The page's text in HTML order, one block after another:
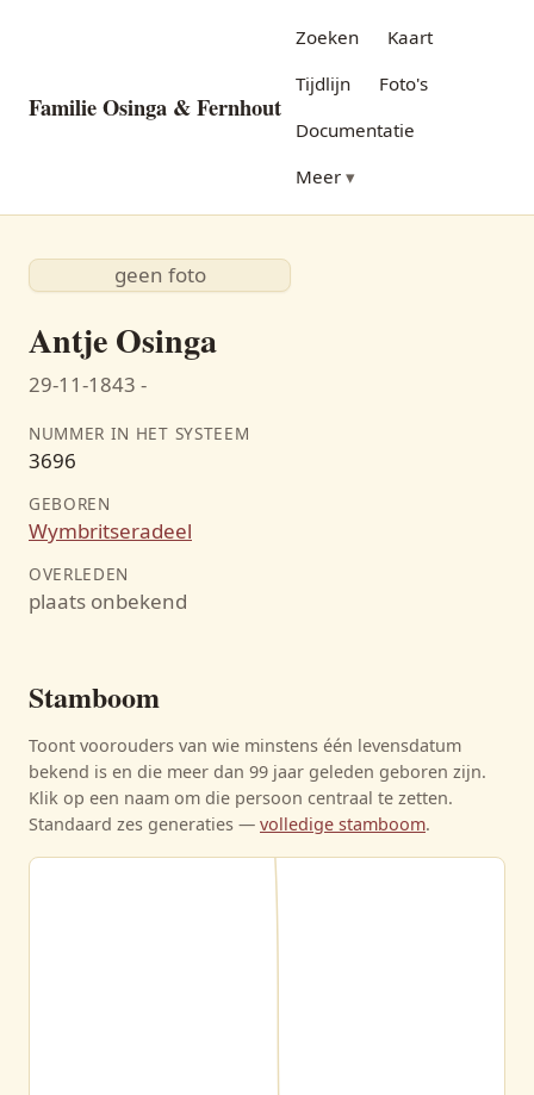
Familie Osinga & Fernhout
Zoeken
Kaart
Tijdlijn
Foto's
Documentatie
Meer
geen foto
Antje Osinga
29-11-1843 -
NUMMER IN HET SYSTEEM
3696
GEBOREN
Wymbritseradeel
OVERLEDEN
plaats onbekend
Stamboom
Toont voorouders van wie minstens één levensdatum
bekend is en die meer dan 99 jaar geleden geboren zijn.
Klik op een naam om die persoon centraal te zetten.
Standaard zes generaties — volledige stamboom.
Ietje Sibbles de Vries
09-07-1815 - 18-07-1882